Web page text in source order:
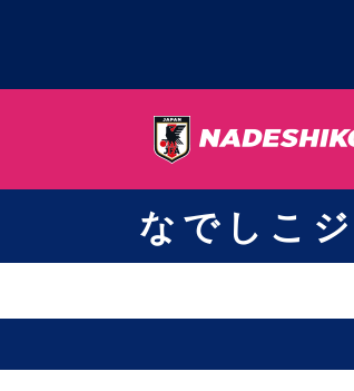
なでしこ